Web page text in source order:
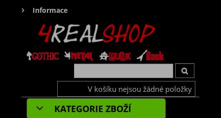
Informace
V košíku nejsou žádné položky
KATEGORIE ZBOŽÍ